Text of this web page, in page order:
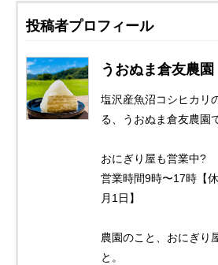
投稿者プロフィール
うおぬま倉友農園
塩沢産魚沼コシヒカリ
る、うおぬま倉友農園
おにぎり屋も営業中?
営業時間9時〜17時【
月1日】
農園のこと、おにぎり
と。